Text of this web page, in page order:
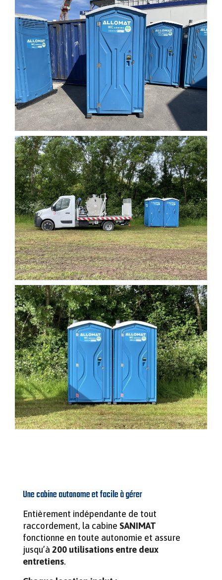
Une cabine autonome et facile à gérer
Entièrement indépendante de tout
raccordement, la cabine SANIMAT
fonctionne en toute autonomie et assure
jusqu’à 200 utilisations entre deux
entretiens.